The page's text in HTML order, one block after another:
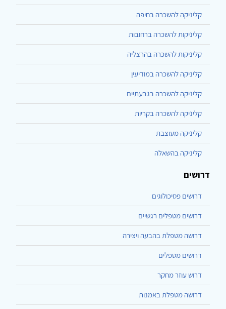
קליניקה להשכרה בחיפה
קליניקות להשכרה ברחובות
קליניקות להשכרה בהרצליה
קליניקה להשכרה במודיעין
קליניקה להשכרה בגבעתיים
קליניקה להשכרה בקריות
קליניקה מעוצבת
קליניקה בהשאלה
דרושים
דרושים פסיכולוגים
דרושים מטפלים רגשיים
דרושה מטפלת בהבעה ויצירה
דרושים מטפלים
דרוש עוזר מחקר
דרושה מטפלת באמנות